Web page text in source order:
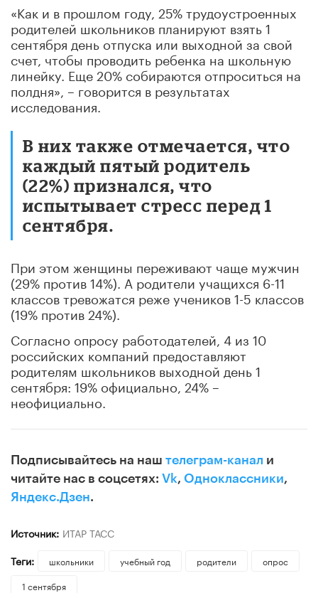
«Как и в прошлом году, 25% трудоустроенных
родителей школьников планируют взять 1
сентября день отпуска или выходной за свой
счет, чтобы проводить ребенка на школьную
линейку. Еще 20% собираются отпроситься на
полдня», – говорится в результатах
исследования.
В них также отмечается, что
каждый пятый родитель
(22%) признался, что
испытывает стресс перед 1
сентября.
При этом женщины переживают чаще мужчин
(29% против 14%). А родители учащихся 6-11
классов тревожатся реже учеников 1-5 классов
(19% против 24%).
Согласно опросу работодателей, 4 из 10
российских компаний предоставляют
родителям школьников выходной день 1
сентября: 19% официально, 24% –
неофициально.
Подписывайтесь на наш телеграм-канал и
читайте нас в соцсетях: Vk, Одноклассники,
Яндекс.Дзен.
Источник: ИТАР ТАСС
Теги:
школьники учебный год родители
опрос
1 сентября